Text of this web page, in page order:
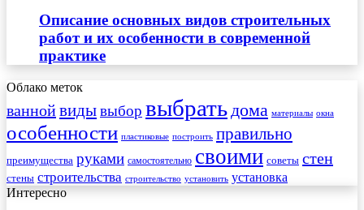
Описание основных видов строительных
работ и их особенности в современной
практике
Облако меток
ваннойвидывыбор выбратьдома материалы окна
особенности пластиковые построить правильно
преимущества руками самостоятельно своими советы стен
стены строительства строительство установить установка
Интересно